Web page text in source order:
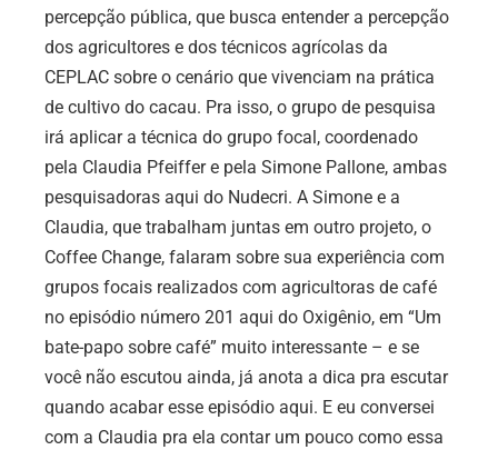
percepção pública, que busca entender a percepção
dos agricultores e dos técnicos agrícolas da
CEPLAC sobre o cenário que vivenciam na prática
de cultivo do cacau. Pra isso, o grupo de pesquisa
irá aplicar a técnica do grupo focal, coordenado
pela Claudia Pfeiffer e pela Simone Pallone, ambas
pesquisadoras aqui do Nudecri. A Simone e a
Claudia, que trabalham juntas em outro projeto, o
Coffee Change, falaram sobre sua experiência com
grupos focais realizados com agricultoras de café
no episódio número 201 aqui do Oxigênio, em “Um
bate-papo sobre café” muito interessante – e se
você não escutou ainda, já anota a dica pra escutar
quando acabar esse episódio aqui. E eu conversei
com a Claudia pra ela contar um pouco como essa